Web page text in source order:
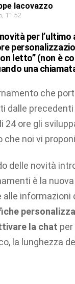
Iacovazzo
11:52
per
letto” (non è
una
che
dalle
24 ore gli
che noi vi
delle novità
è la
alle informazioni
la chat
la lunghezza